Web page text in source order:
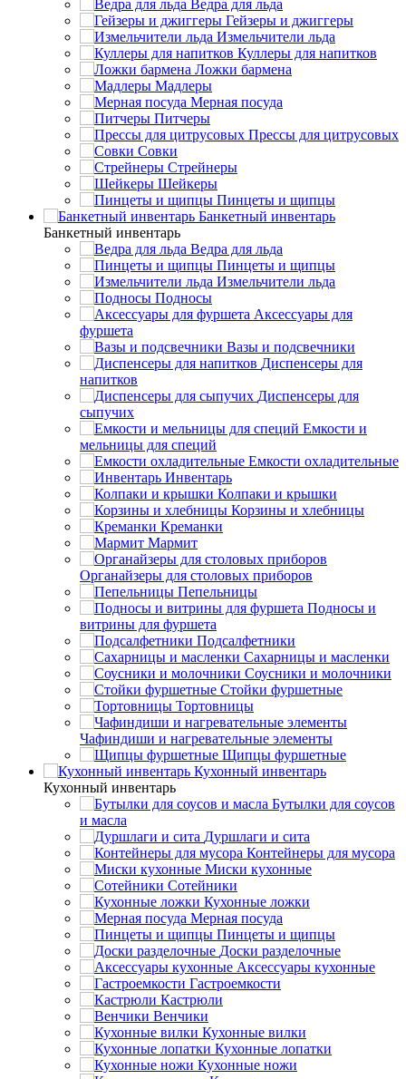
Ведра для льда
Гейзеры и джиггеры
Измельчители льда
Куллеры для напитков
Ложки бармена
Мадлеры
Мерная посуда
Питчеры
Прессы для цитрусовых
Совки
Стрейнеры
Шейкеры
Пинцеты и щипцы
Банкетный инвентарь
Банкетный инвентарь
Ведра для льда
Пинцеты и щипцы
Измельчители льда
Подносы
Аксессуары для
фуршета
Вазы и подсвечники
Диспенсеры для
напитков
Диспенсеры для
сыпучих
Емкости и
мельницы для специй
Емкости охладительные
Инвентарь
Колпаки и крышки
Корзины и хлебницы
Креманки
Мармит
Органайзеры для столовых приборов
Пепельницы
Подносы и
витрины для фуршета
Подсалфетники
Сахарницы и масленки
Соусники и молочники
Стойки фуршетные
Тортовницы
Чафиндиши и нагревательные элементы
Щипцы фуршетные
Кухонный инвентарь
Кухонный инвентарь
Бутылки для соусов
и масла
Дуршлаги и сита
Контейнеры для мусора
Миски кухонные
Сотейники
Кухонные ложки
Мерная посуда
Пинцеты и щипцы
Доски разделочные
Аксессуары кухонные
Гастроемкости
Кастрюли
Венчики
Кухонные вилки
Кухонные лопатки
Кухонные ножи